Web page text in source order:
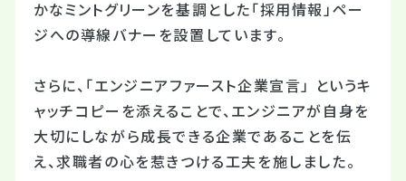
かなミントグリーンを基調とした「採用情報」ペー
ジへの導線バナーを設置しています。
さらに、「エンジニアファースト企業宣言」 というキ
ャッチコピーを添えることで、エンジニアが自身を
大切にしながら成長できる企業であることを伝
え、求職者の心を惹きつける工夫を施しました。